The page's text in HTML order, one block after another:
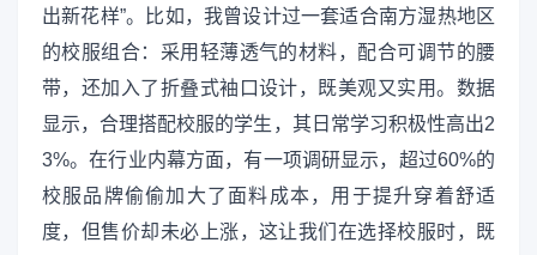
出新花样”。比如，我曾设计过一套适合南方湿热地区
的校服组合：采用轻薄透气的材料，配合可调节的腰
带，还加入了折叠式袖口设计，既美观又实用。数据
显示，合理搭配校服的学生，其日常学习积极性高出2
3%。在行业内幕方面，有一项调研显示，超过60%的
校服品牌偷偷加大了面料成本，用于提升穿着舒适
度，但售价却未必上涨，这让我们在选择校服时，既